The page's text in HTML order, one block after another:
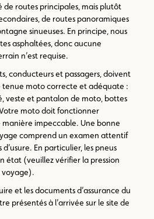
de routes principales, mais plutôt
de routes panoramiques
sinueuses. En principe, nous
asphaltées, donc aucune
n’est requise.
conducteurs et passagers, doivent
tenue moto correcte et adéquate :
veste et pantalon de moto, bottes
moto doit fonctionner
impeccable. Une bonne
comprend un examen attentif
d’usure. En particulier, les pneus
état (veuillez vérifier la pression
voyage).
et les documents d’assurance du
présentés à l’arrivée sur le site de